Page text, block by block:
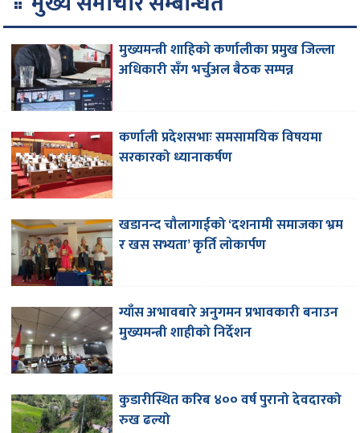
मुख्यमन्त्री शाहिकाे कर्णालीका प्रमुख जिल्ला
अधिकारी सँग भर्चुअल बैठक सम्पन्न
कर्णाली प्रदेशसभाः समसामयिक विषयमा
सरकारको ध्यानाकर्षण
खडानन्द चौलागाईको ‘दशनामी समाजका भ्रम
र खस सभ्यता’ कृर्ति लाेकार्पण
ग्याँस अभावबारे अनुगमन प्रभावकारी बनाउन
मुख्यमन्त्री शाहीको निर्देशन
कुडारीस्थित करिब ४०० वर्ष पुरानो देवदारको
रुख ढल्यो